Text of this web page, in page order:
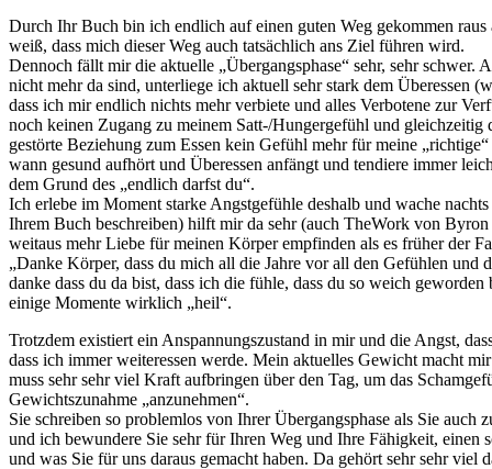
Durch Ihr Buch bin ich endlich auf einen guten Weg gekommen raus
weiß, dass mich dieser Weg auch tatsächlich ans Ziel führen wird.
Dennoch fällt mir die aktuelle „Übergangsphase“ sehr, sehr schwer.
nicht mehr da sind, unterliege ich aktuell sehr stark dem Überessen
dass ich mir endlich nichts mehr verbiete und alles Verbotene zur
noch keinen Zugang zu meinem Satt-/Hungergefühl und gleichzeitig
gestörte Beziehung zum Essen kein Gefühl mehr für meine
wann gesund aufhört und Überessen anfängt und tendiere immer
dem Grund des „endlich darfst du“.
Ich erlebe im Moment starke Angstgefühle deshalb und wache
Ihrem Buch beschreiben) hilft mir da sehr (auch TheWork von
weitaus mehr Liebe für meinen Körper empfinden als es früher der
„Danke Körper, dass du mich all die Jahre vor all den Gefühlen und
danke dass du da bist, dass ich die fühle, dass du so weich
einige Momente wirklich „heil“.
Trotzdem existiert ein Anspannungszustand in mir und die Angst,
dass ich immer weiteressen werde. Mein aktuelles Gewicht macht
muss sehr sehr viel Kraft aufbringen über den Tag, um das
Gewichtszunahme „anzunehmen“.
Sie schreiben so problemlos von Ihrer Übergangsphase als Sie auch
und ich bewundere Sie sehr für Ihren Weg und Ihre Fähigkeit, einen
und was Sie für uns daraus gemacht haben. Da gehört sehr sehr viel